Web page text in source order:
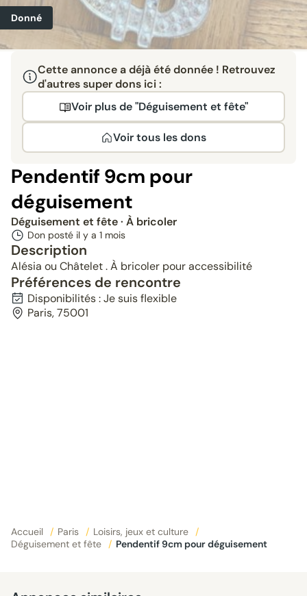
Donné
Cette annonce a déjà été donnée ! Retrouvez
d'autres super dons ici :
Voir plus de "Déguisement et fête"
Voir tous les dons
Pendentif 9cm pour
déguisement
Déguisement et fête· À bricoler
Don posté il y a 1 mois
Description
Alésia ou Châtelet . À bricoler pour accessibilité
Préférences de rencontre
Disponibilités : Je suis flexible
Paris, 75001
Accueil / Paris / Loisirs, jeux et culture
/
Déguisement et fête
/ Pendentif 9cm pour déguisement